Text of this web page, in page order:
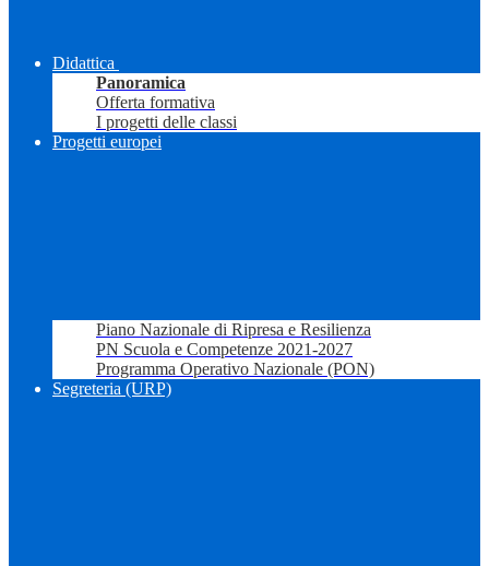
Didattica
Panoramica
Offerta formativa
I progetti delle classi
Progetti europei
Piano Nazionale di Ripresa e Resilienza
PN Scuola e Competenze 2021-2027
Programma Operativo Nazionale (PON)
Segreteria (URP)